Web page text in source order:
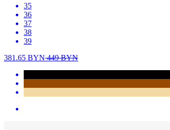
35
36
37
38
39
381.65 BYN449BYN